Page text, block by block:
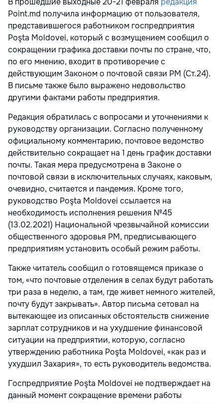
Point.md получила информацию от пользователя,
представившегося работником госпредприятия
Poşta Moldovei, который с возмущением сообщил о
сокращении графика доставки почты по стране, что,
по его мнению, входит в противоречие с
действующим Законом о почтовой связи РМ (Ст.24).
В письме также было выражено недовольство
другими фактами работы предприятия.
Редакция обратилась с вопросами и уточнениями к
руководству организации. Согласно полученному
официальному комментарию, почтовое ведомство
действительно сокращает на 1 день график доставки
почты. Такая мера предусмотрена в Законе о
почтовой связи в исключительных случаях, каковым,
очевидно, считается и пандемия. Кроме того,
руководство Poşta Moldovei ссылается на
необходимость исполнения решения №45
(13.02.2021) Национальной чрезвычайной комиссии
общественного здоровья РМ, предписывающего
предприятиям установить особый режим работы.
Также читатель сообщил о готовящемся приказе о
том, «что почтовые отделения в селах будут работать
три раза в неделю, а там, где живет немного жителей,
почту будут закрывать». Автор письма сетовал на
вытекающее из описанных обстоятельств снижение
зарплат сотрудников и на ухудшение финансовой
ситуации на предприятии, которую, согласно
утверждению работника Poşta Moldovei, «как раз и
ухудшил Захария», то есть руководитель ведомства.
Госпредприятие Poşta Moldovei не подтверждает на
данный момент сокращение времени работы